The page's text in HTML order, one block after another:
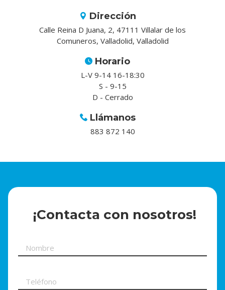
Dirección
Calle Reina D Juana, 2, 47111 Villalar de los
Comuneros, Valladolid, Valladolid
Horario
L-V 9-14 16-18:30
S - 9-15
D - Cerrado
Llámanos
883 872 140
¡Contacta con nosotros!